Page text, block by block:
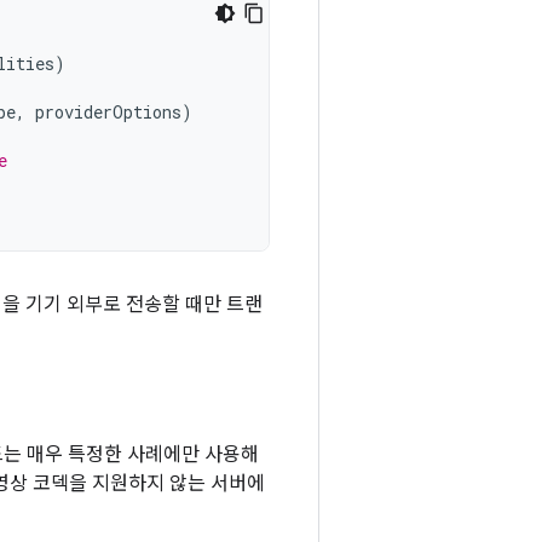
)
, providerOptions)
기기 외부로 전송할 때만 트랜
매우 특정한 사례에만 사용해
코덱을 지원하지 않는 서버에